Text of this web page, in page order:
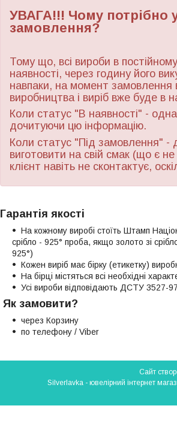
УВАГА!!! Чому потрібно
замовлення?
Тому що, всі вироби в
наявності, через годину його
навпаки, на момент замовлення
виробництва і виріб вже буде в
Коли статус "В наявності" -
дочитуючи цю інформацію.
Коли статус "Під замовлення" -
виготовити на свій смак (що є
клієнт навіть не сконтактує,
Гарантія якості
На кожному виробі стоїть Штамп
срібло - 925° проба, якщо золото зі
925°)
Кожен виріб має бірку (етикетку)
На бірці містяться всі необхідні
Усі вироби відповідають ДСТУ 3527-
Як замовити?
через Корзину
по телефону / Viber
Сайт